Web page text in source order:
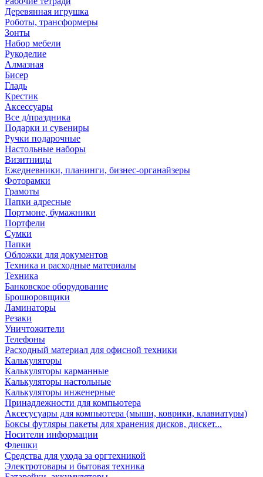
Деревянная игрушка
Роботы, трансформеры
Зонты
Набор мебели
Рукоделие
Алмазная
Бисер
Гладь
Крестик
Аксессуары
Все д/праздника
Подарки и сувениры
Ручки подарочные
Настольные наборы
Визитницы
Ежедневники, планинги, бизнес-органайзеры
Фоторамки
Грамоты
Папки адресные
Портмоне, бумажники
Портфели
Сумки
Папки
Обложки для документов
Техника и расходные материалы
Техника
Банковское оборудование
Брошюровщики
Ламинаторы
Резаки
Уничтожители
Телефоны
Расходный материал для офисной техники
Калькуляторы
Калькуляторы карманные
Калькуляторы настольные
Калькуляторы инженерные
Принадлежности для компьютера
Аксесусуары для компьютера (мыши, коврики, клавиатуры)
Боксы футляры пакеты для хранения дисков, дискет...
Носители информации
Флешки
Средства для ухода за оргтехникой
Электротовары и бытовая техника